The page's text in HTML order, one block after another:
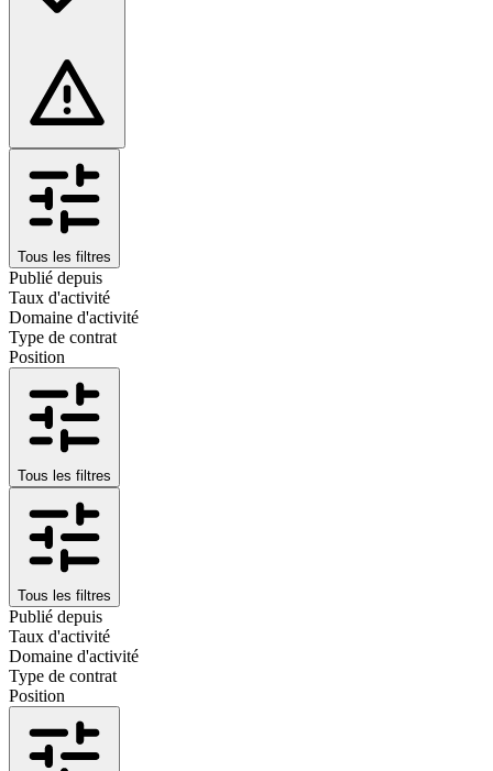
Tous les filtres
Publié depuis
Taux d'activité
Domaine d'activité
Type de contrat
Position
Tous les filtres
Tous les filtres
Publié depuis
Taux d'activité
Domaine d'activité
Type de contrat
Position